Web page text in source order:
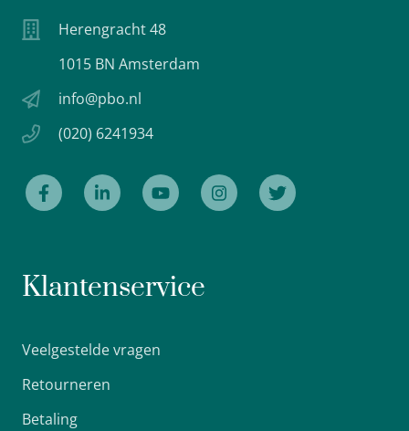
Herengracht 48
1015 BN Amsterdam
info@pbo.nl
(020) 6241934
Klantenservice
Veelgestelde vragen
Retourneren
Betaling